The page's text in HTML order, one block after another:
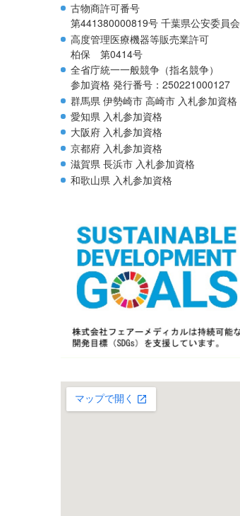
古物商許可番号
第441380000819号 千葉県公安委員会
高度管理医療機器等販売業許可
柏保 第0414号
全省庁統一一般競争（指名競争）
参加資格 発行番号：250221000127
群馬県 伊勢崎市 高崎市 入札参加資格
愛知県 入札参加資格
大阪府 入札参加資格
京都府 入札参加資格
滋賀県 長浜市 入札参加資格
和歌山県 入札参加資格